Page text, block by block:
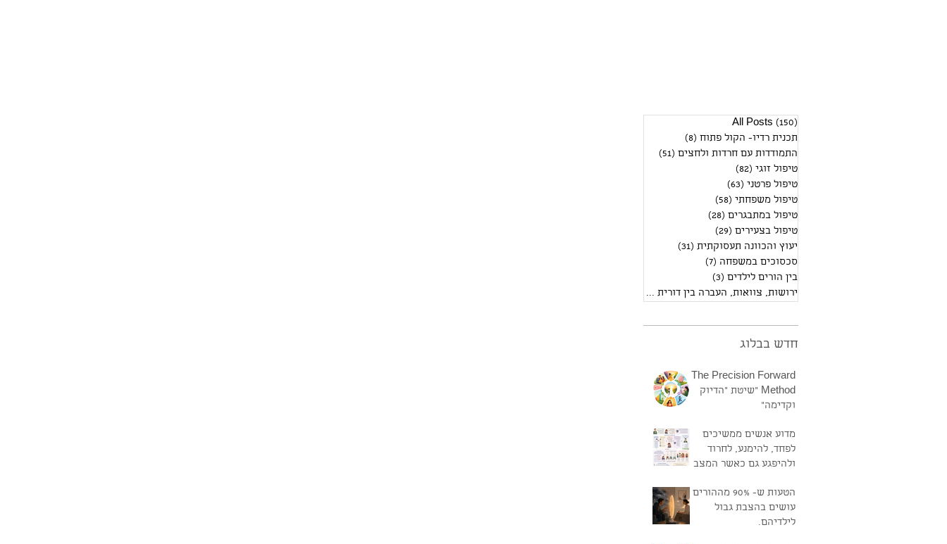
All Posts (150)
תכנית רדיו- הקול פתוח (8)
התמודדות עם חרדות ולחצים (51)
טיפול זוגי (82)
טיפול פרטני (63)
טיפול משפחתי (58)
טיפול במתבגרים (28)
טיפול בצעירים (29)
יעוץ והכוונה תעסוקתית (31)
סכסוכים במשפחה (7)
בין הורים לילדים (3)
ירושות, צוואות, העברה בין דורית (2)
חדש בבלוג
The Precision Forward
Method "שיטת "הדיוק
וקדימה"
מדוע אנשים ממשיכים
לפחד, להימנע, לחרוד
ולהיפגע גם כאשר המצב
הטעות ש- 90% מההורים
עושים בהצבת גבול
לילדיהם.